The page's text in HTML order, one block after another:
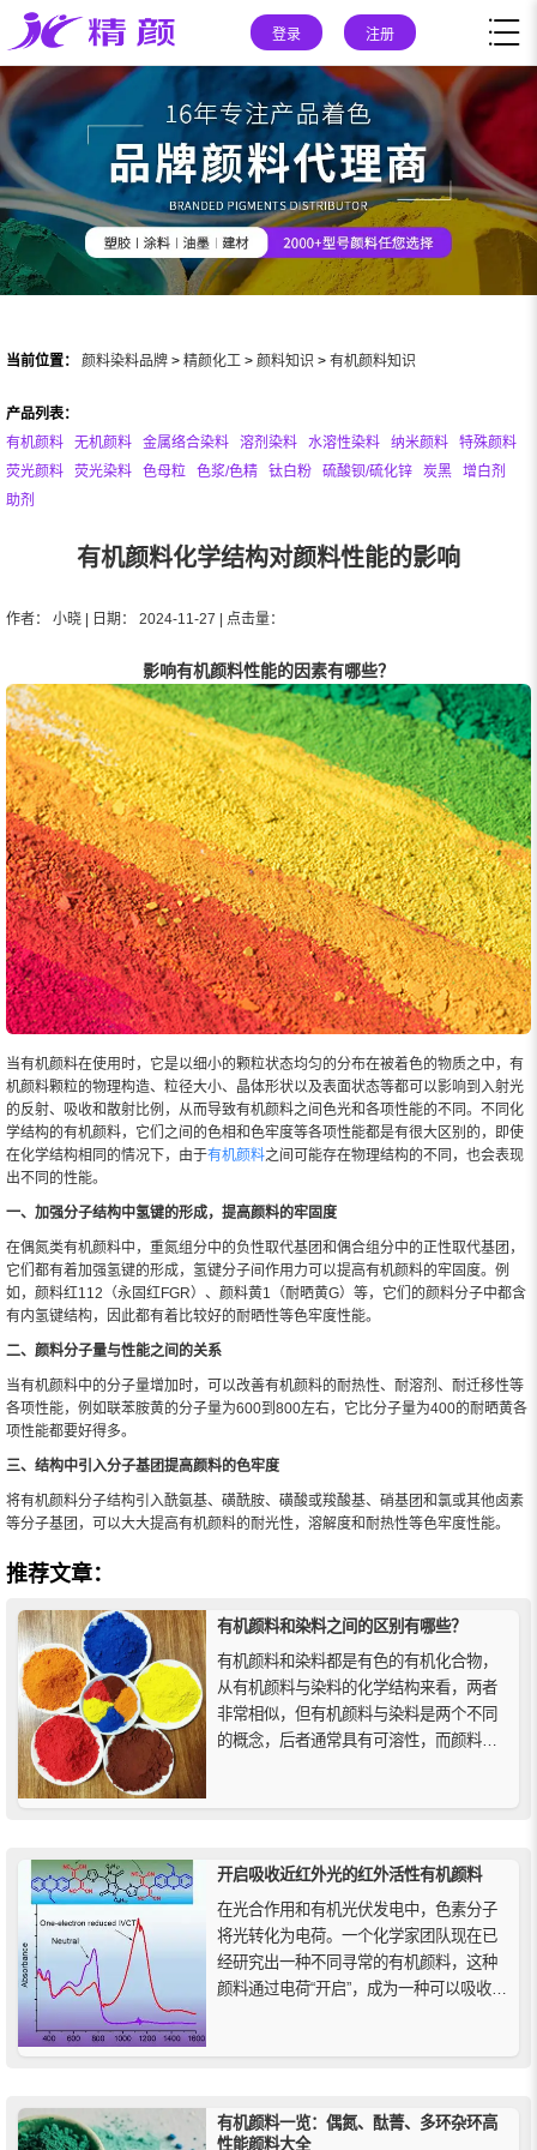
登录 注册
当前位置： 颜料染料品牌 > 精颜化工 > 颜料知识 > 有机颜料知识
产品列表：
有机颜料
无机颜料 金属络合染料 溶剂染料 水溶性染料 纳米颜料
特殊颜料
荧光颜料
荧光染料 色母粒 色浆/色精 钛白粉 硫酸钡/硫化锌 炭黑
增白剂
助剂
有机颜料化学结构对颜料性能的影响
作者： 小晓 | 日期： 2024-11-27 | 点击量：
影响有机颜料性能的因素有哪些？
当有机颜料在使用时，它是以细小的颗粒状态均匀的分布在被着色的物质之中，有
机颜料颗粒的物理构造、粒径大小、晶体形状以及表面状态等都可以影响到入射光
的反射、吸收和散射比例，从而导致有机颜料之间色光和各项性能的不同。不同化
学结构的有机颜料，它们之间的色相和色牢度等各项性能都是有很大区别的，即使
在化学结构相同的情况下，由于有机颜料之间可能存在物理结构的不同，也会表现
出不同的性能。
一、加强分子结构中氢键的形成，提高颜料的牢固度
在偶氮类有机颜料中，重氮组分中的负性取代基团和偶合组分中的正性取代基团，
它们都有着加强氢键的形成，氢键分子间作用力可以提高有机颜料的牢固度。例
如，颜料红112（永固红FGR）、颜料黄1（耐晒黄G）等，它们的颜料分子中都含
有内氢键结构，因此都有着比较好的耐晒性等色牢度性能。
二、颜料分子量与性能之间的关系
当有机颜料中的分子量增加时，可以改善有机颜料的耐热性、耐溶剂、耐迁移性等
各项性能，例如联苯胺黄的分子量为600到800左右，它比分子量为400的耐晒黄各
项性能都要好得多。
三、结构中引入分子基团提高颜料的色牢度
将有机颜料分子结构引入酰氨基、磺酰胺、磺酸或羧酸基、硝基团和氯或其他卤素
等分子基团，可以大大提高有机颜料的耐光性，溶解度和耐热性等色牢度性能。
推荐文章：
有机颜料和染料之间的区别有哪些？
有机颜料和染料都是有色的有机化合物，
从有机颜料与染料的化学结构来看，两者
非常相似，但有机颜料与染料是两个不同
的概念，后者通常具有可溶性，而颜料在
开启吸收近红外光的红外活性有机颜料
在光合作用和有机光伏发电中，色素分子
将光转化为电荷。一个化学家团队现在已
经研究出一种不同寻常的有机颜料，这种
颜料通过电荷“开启”，成为一种可以吸收近
有机颜料一览：偶氮、酞菁、多环杂环高
性能颜料大全